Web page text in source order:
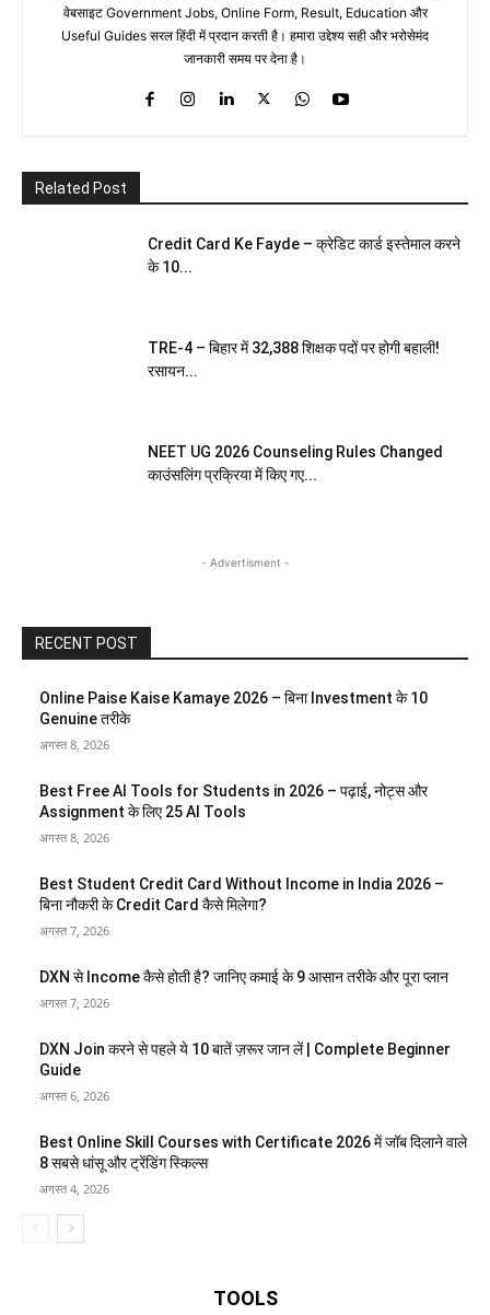
वेबसाइट Government Jobs, Online Form, Result, Education और
Useful Guides सरल हिंदी में प्रदान करती है। हमारा उद्देश्य सही और भरोसेमंद
जानकारी समय पर देना है।
Related Post
Credit Card Ke Fayde – क्रेडिट कार्ड इस्तेमाल करने
के 10...
TRE-4 – बिहार में 32,388 शिक्षक पदों पर होगी बहाली!
रसायन...
NEET UG 2026 Counseling Rules Changed
काउंसलिंग प्रक्रिया में किए गए...
- Advertisment -
RECENT POST
Online Paise Kaise Kamaye 2026 – बिना Investment के 10
Genuine तरीके
अगस्त 8, 2026
Best Free AI Tools for Students in 2026 – पढ़ाई, नोट्स और
Assignment के लिए 25 AI Tools
अगस्त 8, 2026
Best Student Credit Card Without Income in India 2026 –
बिना नौकरी के Credit Card कैसे मिलेगा?
अगस्त 7, 2026
DXN से Income कैसे होती है? जानिए कमाई के 9 आसान तरीके और पूरा प्लान
अगस्त 7, 2026
DXN Join करने से पहले ये 10 बातें ज़रूर जान लें | Complete Beginner
Guide
अगस्त 6, 2026
Best Online Skill Courses with Certificate 2026 में जॉब दिलाने वाले
8 सबसे धांसू और ट्रेंडिंग स्किल्स
अगस्त 4, 2026
TOOLS